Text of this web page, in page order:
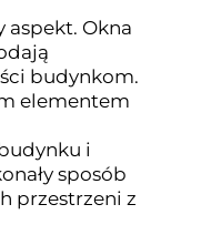
aspekt. Okna
budynkom.
elementem
i
sposób
przestrzeni z